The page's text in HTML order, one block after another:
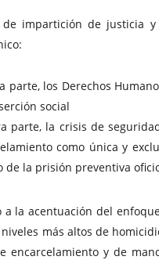
de impartición de justicia
parte, los Derechos
social
parte, la crisis de
como única y
de la prisión preventiva
a la acentuación del
más altos de
encarcelamiento y de